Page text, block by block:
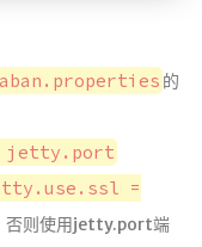
的
jetty.port
=
否则使用jetty.port端